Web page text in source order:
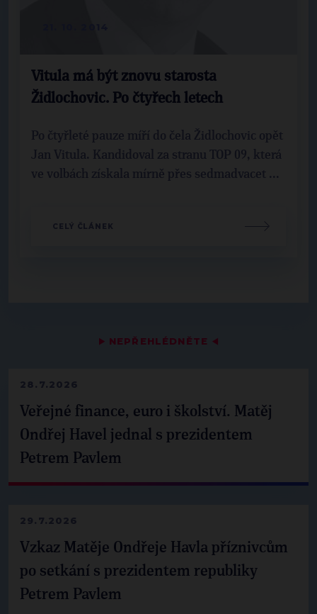
▶ NEPŘEHLÉDNĚTE ◀
28.7.2026
Veřejné finance, euro i školství. Matěj
Ondřej Havel jednal s prezidentem
Petrem Pavlem
29.7.2026
Vzkaz Matěje Ondřeje Havla příznivcům
po setkání s prezidentem republiky
Petrem Pavlem
Vitula má být znovu starosta
Židlochovic. Po čtyřech letech
Po čtyřleté pauze míří do čela Židlochovic opět
Jan Vitula. Kandidoval za stranu TOP 09, která
ve volbách získala mírně přes sedmadvacet ...
CELÝ ČLÁNEK